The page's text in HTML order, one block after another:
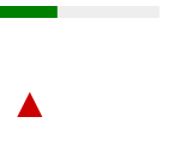
▲